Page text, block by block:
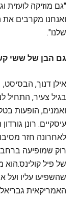
"גם מוזיקה לועזית
ואנחנו מקרבים
שלנו".
גם הבן של ששי
אילן דנוך,
ואמנים, הופעות
עיסקיים. רונן
לאחרונה חזר
רוק שמופיעה
של פיל
שהשפיעו עליו ועל
האמריקאית